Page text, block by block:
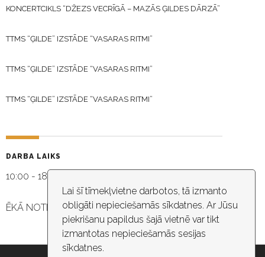
Lai šī tīmekļvietne darbotos, tā izmanto
obligāti nepieciešamās sīkdatnes. Ar Jūsu
piekrišanu papildus šajā vietnē var tikt
izmantotas nepieciešamās sesijas
sīkdatnes.
KONCERTCIKLS “DŽEZS VECRĪGĀ – MAZĀS ĢILDES DĀRZĀ”
TTMS “ĢILDE” IZSTĀDE “VASARAS RITMI”
TTMS “ĢILDE” IZSTĀDE “VASARAS RITMI”
TTMS “ĢILDE” IZSTĀDE “VASARAS RITMI”
DARBA LAIKS
10:00 - 18:30
ĒKĀ NOTIEK VIDEO NOVĒROŠANA